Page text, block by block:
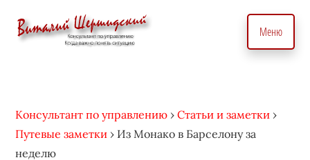
Дополнительное
меню
вопросам
управления
бизнесом.
вопросам
управления.
Меню
Консультант по управлению ›Статьи и заметки ›
Путевые заметки › Из Монако в Барселону за
неделю